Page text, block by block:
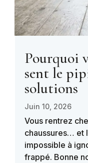
Pourquoi
sent le
solutions
Juin 10, 2026
Vous rentrez
chaussures… et
impossible à
frappé. Bonne